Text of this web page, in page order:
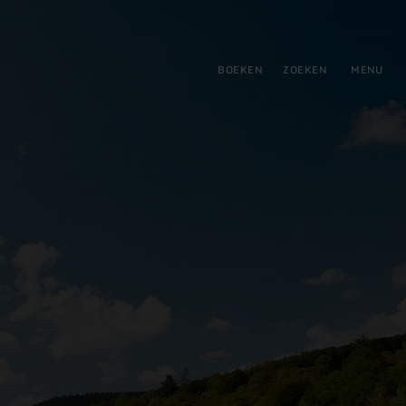
BOEKEN ZOEKEN MENU